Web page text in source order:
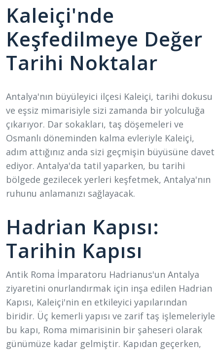
Kaleiçi'nde
Keşfedilmeye Değer
Tarihi Noktalar
Antalya'nın büyüleyici ilçesi Kaleiçi, tarihi dokusu
ve eşsiz mimarisiyle sizi zamanda bir yolculuğa
çıkarıyor. Dar sokakları, taş döşemeleri ve
Osmanlı döneminden kalma evleriyle Kaleiçi,
adım attığınız anda sizi geçmişin büyüsüne davet
ediyor. Antalya'da tatil yaparken, bu tarihi
bölgede gezilecek yerleri keşfetmek, Antalya'nın
ruhunu anlamanızı sağlayacak.
Hadrian Kapısı:
Tarihin Kapısı
Antik Roma İmparatoru Hadrianus'un Antalya
ziyaretini onurlandırmak için inşa edilen Hadrian
Kapısı, Kaleiçi'nin en etkileyici yapılarından
biridir. Üç kemerli yapısı ve zarif taş işlemeleriyle
bu kapı, Roma mimarisinin bir şaheseri olarak
günümüze kadar gelmiştir. Kapıdan geçerken,